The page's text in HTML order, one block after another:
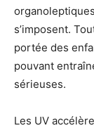
s’imposent.
portée des
pouvant
sérieuses.
Les UV